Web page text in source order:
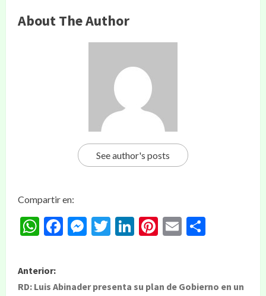
About The Author
See author's posts
Compartir en:
WhatsApp
Facebook
Messenger
Twitter
LinkedIn
Pinterest
Email
Anterior:
RD: Luis Abinader presenta su plan de Gobierno en un